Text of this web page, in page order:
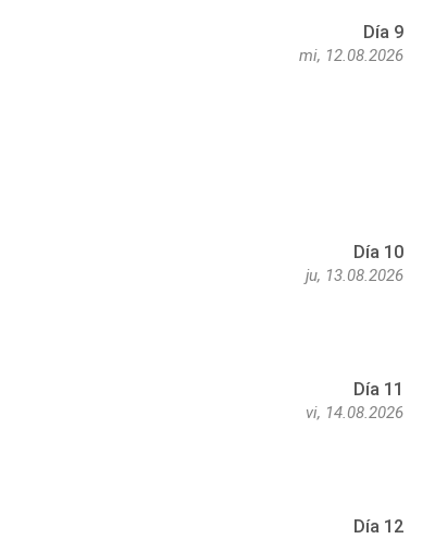
Día 9
mi, 12.08.2026
Día 10
ju, 13.08.2026
Día 11
vi, 14.08.2026
Día 12